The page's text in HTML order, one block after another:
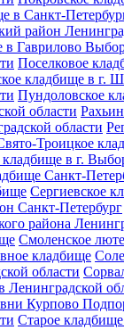
в Санкт-
район
Гаврилово
Поселковое
кладбище в г.
Пундоловское
области
области
Троицкое
в г.
Санкт-
Сергиевское
Санкт-Петербург
района
Смоленское
кладбище
области
Ленинградской
Курпово
Старое